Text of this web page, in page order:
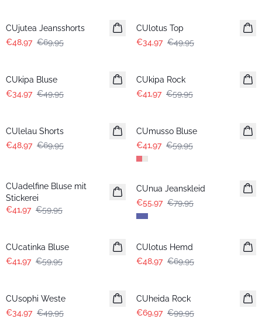
CUjutea Jeansshorts
€48,97 €69,95
CUlotus Top
€34,97 €49,95
CUkipa Bluse
€34,97 €49,95
CUkipa Rock
€41,97 €59,95
CUlelau Shorts
€48,97 €69,95
CUmusso Bluse
€41,97 €59,95
CUadelfine Bluse mit
Stickerei
€41,97 €59,95
-30%
CUnua Jeanskleid
€55,97 €79,95
CUcatinka Bluse
€41,97 €59,95
CUlotus Hemd
€48,97 €69,95
CUsophi Weste
€34,97 €49,95
CUheida Rock
€69,97 €99,95